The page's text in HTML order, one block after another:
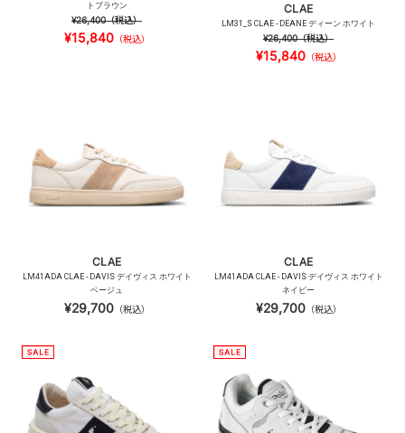
トブラウン
¥26,400（税込）
¥15,840（税込）
CLAE
LM31_S CLAE - DEANE ディーン ホワイト
¥26,400（税込）
¥15,840（税込）
CLAE
LM41ADA CLAE - DAVIS デイヴィス ホワイト
ベージュ
¥29,700（税込）
CLAE
LM41ADA CLAE - DAVIS デイヴィス ホワイト
ネイビー
¥29,700（税込）